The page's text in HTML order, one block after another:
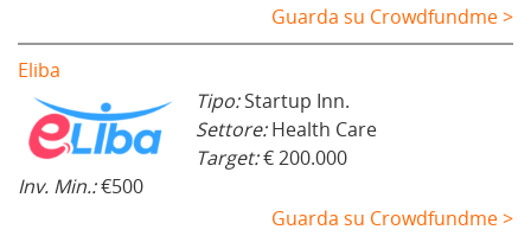
Guarda su Crowdfundme >
Eliba
Tipo:Startup Inn.
Settore:Health Care
Target:€ 200.000
Inv. Min.:€500
Guarda su Crowdfundme >